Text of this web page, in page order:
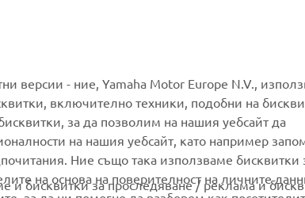
YAMAHA
Music
Racing
SUPPORT
Parts Catalogue
Book Maintenance
Dealer locator
версии - ние, Yamaha Motor Europe N.V.,
включително техники, подобни на
за да позволим на нашия уебсайт да
на нашия уебсайт, като например
Ние също така използваме бисквитки
на основа на поверителност на личните
и бисквитки за проследяване / реклама и